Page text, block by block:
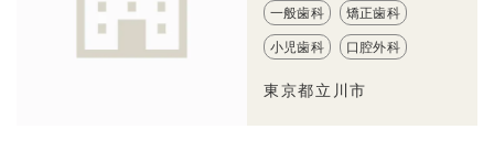
一般歯科 矯正歯科
小児歯科 口腔外科
東京都立川市